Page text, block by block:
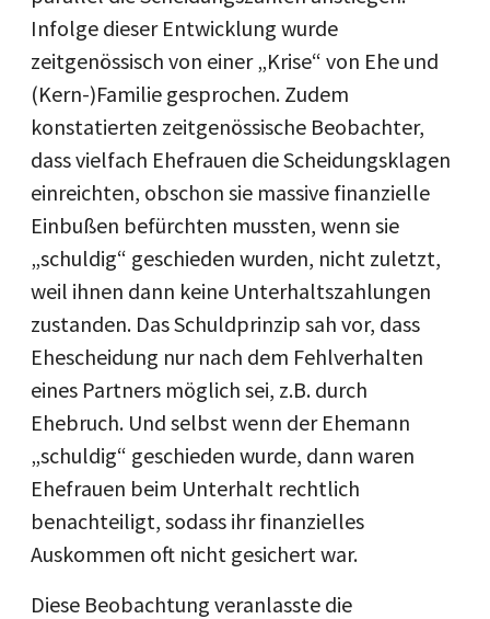
Infolge dieser Entwicklung wurde
zeitgenössisch von einer „Krise“ von Ehe und
(Kern-)Familie gesprochen. Zudem
konstatierten zeitgenössische Beobachter,
dass vielfach Ehefrauen die Scheidungsklagen
einreichten, obschon sie massive finanzielle
Einbußen befürchten mussten, wenn sie
„schuldig“ geschieden wurden, nicht zuletzt,
weil ihnen dann keine Unterhaltszahlungen
zustanden. Das Schuldprinzip sah vor, dass
Ehescheidung nur nach dem Fehlverhalten
eines Partners möglich sei, z.B. durch
Ehebruch. Und selbst wenn der Ehemann
„schuldig“ geschieden wurde, dann waren
Ehefrauen beim Unterhalt rechtlich
benachteiligt, sodass ihr finanzielles
Auskommen oft nicht gesichert war.
Diese Beobachtung veranlasste die